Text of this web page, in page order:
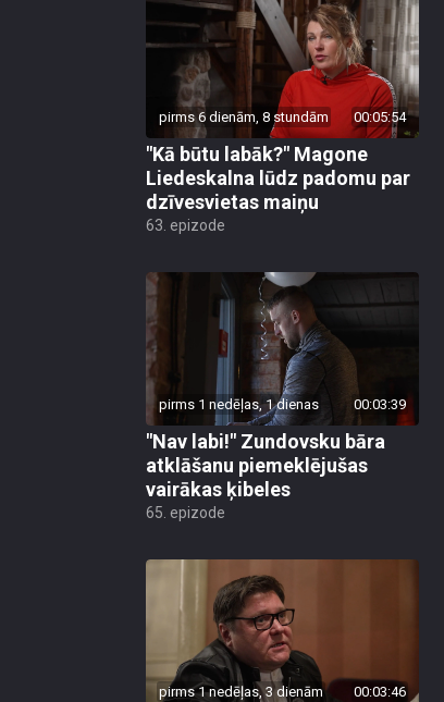
pirms 6 dienām, 8 stundām 00:05:54
"Kā būtu labāk?" Magone
Liedeskalna lūdz padomu par
dzīvesvietas maiņu
63. epizode
pirms 1 nedēļas, 1 dienas 00:03:39
"Nav labi!" Zundovsku bāra
atklāšanu piemeklējušas
vairākas ķibeles
65. epizode
pirms 1 nedēļas, 3 dienām 00:03:46